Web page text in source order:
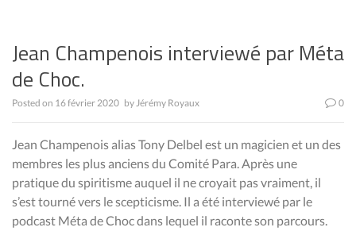
Jean Champenois interviewé par Méta
de Choc.
Posted on 16 février 2020 byJérémy Royaux 0
Jean Champenois alias Tony Delbel est un magicien et un des
membres les plus anciens du Comité Para. Après une
pratique du spiritisme auquel il ne croyait pas vraiment, il
s’est tourné vers le scepticisme. Il a été interviewé par le
podcast Méta de Choc dans lequel il raconte son parcours.